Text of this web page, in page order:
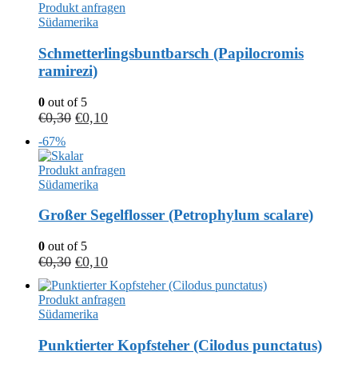
Produkt anfragen
Südamerika
Schmetterlingsbuntbarsch (Papilocromis
ramirezi)
0 out of 5
€0,30 €0,10
-67%
Produkt anfragen
Südamerika
Großer Segelflosser (Petrophylum scalare)
0 out of 5
€0,30 €0,10
Produkt anfragen
Südamerika
Punktierter Kopfsteher (Cilodus punctatus)